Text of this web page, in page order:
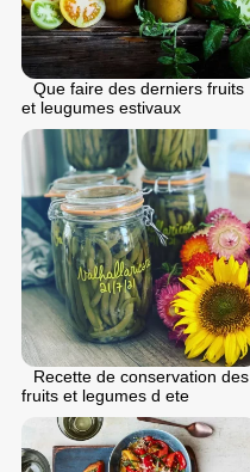
Que faire des derniers fruits
et leugumes estivaux
Recette de conservation des
fruits et legumes d ete